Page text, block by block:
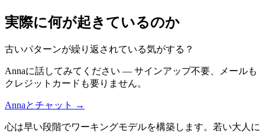
実際に何が起きているのか
古いパターンが繰り返されている気がする？
Annaに話してみてください — サインアップ不要、メールも
クレジットカードも要りません。
Annaとチャット →
心は早い段階でワーキングモデルを構築します。若い大人に